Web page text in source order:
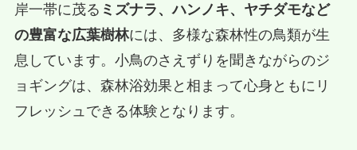
岸一帯に茂る ミズナラ、ハンノキ、ヤチダモなど
の豊富な広葉樹林には、多様な森林性の鳥類が生
息しています。小鳥のさえずりを聞きながらのジ
ョギングは、森林浴効果と相まって心身ともにリ
フレッシュできる体験となります。